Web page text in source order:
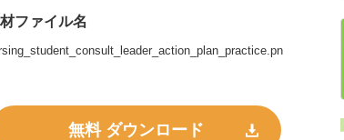
ファイル名
無料 ダウンロード